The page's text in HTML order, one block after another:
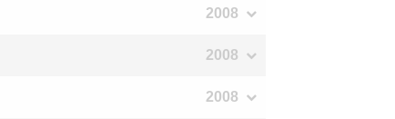
2008
2008
2008